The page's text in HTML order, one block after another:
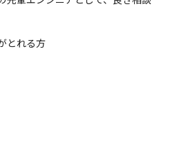
とれる方